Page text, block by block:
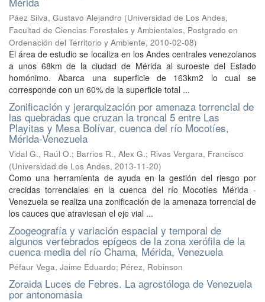
Páez Silva, Gustavo Alejandro (Universidad de Los Andes,
Facultad de Ciencias Forestales y Ambientales, Postgrado en
Ordenación del Territorio y Ambiente, 2010-02-08)
El área de estudio se localiza en los Andes centrales venezolanos
a unos 68km de la ciudad de Mérida al suroeste del Estado
homónimo. Abarca una superficie de 163km2 lo cual se
corresponde con un 60% de la superficie total ...
Zonificación y jerarquización por amenaza torrencial de
las quebradas que cruzan la troncal 5 entre Las
Playitas y Mesa Bolívar, cuenca del río Mocotíes,
Mérida-Venezuela
Vidal G., Raúl O.; Barrios R., Alex G.; Rivas Vergara, Francisco
(Universidad de Los Andes, 2013-11-20)
Como una herramienta de ayuda en la gestión del riesgo por
crecidas torrenciales en la cuenca del río Mocotíes Mérida -
Venezuela se realiza una zonificación de la amenaza torrencial de
los cauces que atraviesan el eje vial ...
Zoogeografía y variación espacial y temporal de
algunos vertebrados epígeos de la zona xerófila de la
cuenca media del río Chama, Mérida, Venezuela
Péfaur Vega, Jaime Eduardo; Pérez, Robinson
Zoraida Luces de Febres. La agrostóloga de Venezuela
por antonomasia